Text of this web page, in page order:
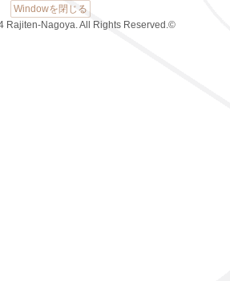
Windowを閉じる
Rajiten-Nagoya. All Rights Reserved.©